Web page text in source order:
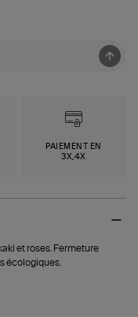
PAIEMENT EN
3X,4X
et roses. Fermeture
écologiques.